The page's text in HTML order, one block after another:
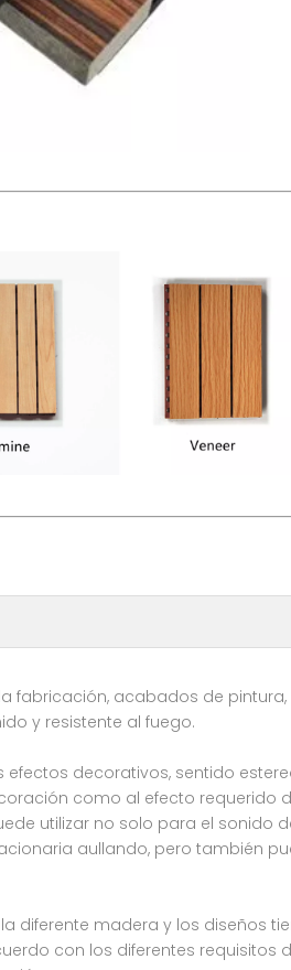
fabricación, acabados de
y resistente al fuego.
decorativos, sentido
como al efecto requerido
utilizar no solo para el sonido
aullando, pero también
la diferente madera y los diseños
con los diferentes requisitos